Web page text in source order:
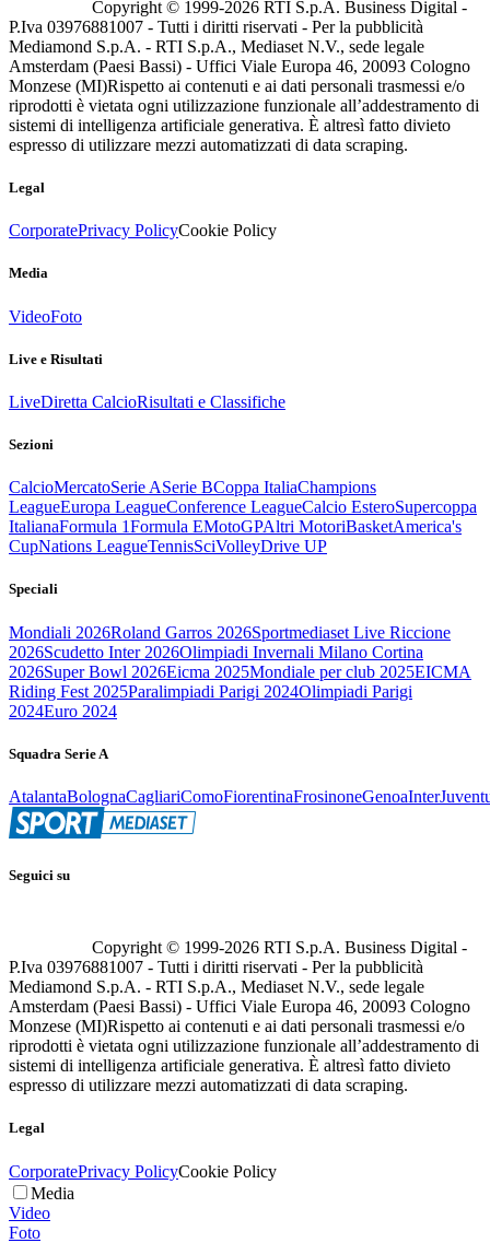
Copyright © 1999-2026 RTI S.p.A. Business Digital -
P.Iva 03976881007 - Tutti i diritti riservati - Per la pubblicità
Mediamond S.p.A. - RTI S.p.A., Mediaset N.V., sede legale
Amsterdam (Paesi Bassi) - Uffici Viale Europa 46, 20093 Cologno
Monzese (MI)Rispetto ai contenuti e ai dati personali trasmessi e/o
riprodotti è vietata ogni utilizzazione funzionale all’addestramento di
sistemi di intelligenza artificiale generativa. È altresì fatto divieto
espresso di utilizzare mezzi automatizzati di data scraping.
Legal
CorporatePrivacy PolicyCookie Policy
Media
VideoFoto
Live e Risultati
LiveDiretta CalcioRisultati e Classifiche
Sezioni
CalcioMercatoSerie ASerie BCoppa ItaliaChampions
LeagueEuropa LeagueConference LeagueCalcio EsteroSupercoppa
ItalianaFormula 1Formula EMotoGPAltri MotoriBasketAmerica's
CupNations LeagueTennisSciVolleyDrive UP
Speciali
Mondiali 2026Roland Garros 2026Sportmediaset Live Riccione
2026Scudetto Inter 2026Olimpiadi Invernali Milano Cortina
2026Super Bowl 2026Eicma 2025Mondiale per club 2025EICMA
Riding Fest 2025Paralimpiadi Parigi 2024Olimpiadi Parigi
2024Euro 2024
Squadra Serie A
AtalantaBolognaCagliariComoFiorentinaFrosinoneGenoaInter
Seguici su
Copyright © 1999-2026 RTI S.p.A. Business Digital -
P.Iva 03976881007 - Tutti i diritti riservati - Per la pubblicità
Mediamond S.p.A. - RTI S.p.A., Mediaset N.V., sede legale
Amsterdam (Paesi Bassi) - Uffici Viale Europa 46, 20093 Cologno
Monzese (MI)Rispetto ai contenuti e ai dati personali trasmessi e/o
riprodotti è vietata ogni utilizzazione funzionale all’addestramento di
sistemi di intelligenza artificiale generativa. È altresì fatto divieto
espresso di utilizzare mezzi automatizzati di data scraping.
Legal
CorporatePrivacy PolicyCookie Policy
Media
Video
Foto